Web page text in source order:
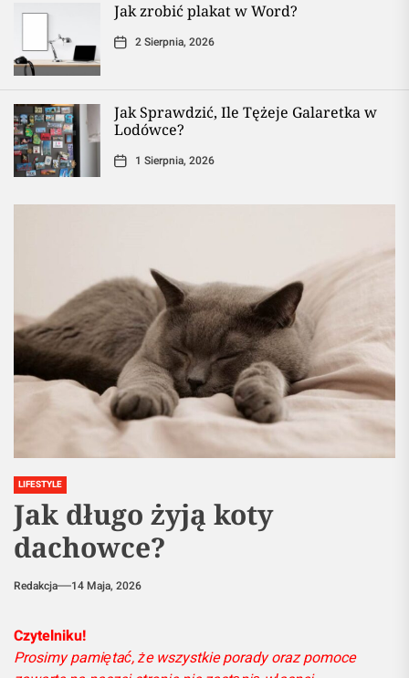
Jak zrobić plakat w Word?
2 Sierpnia, 2026
Jak Sprawdzić, Ile Tężeje Galaretka w
Lodówce?
1 Sierpnia, 2026
LIFESTYLE
Jak długo żyją koty
dachowce?
Redakcja 14 Maja, 2026
Czytelniku!
Prosimy pamiętać, że wszystkie porady oraz pomoce